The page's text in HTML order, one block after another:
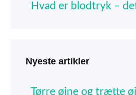
Hvad er blodtryk –
Nyeste artikler
Tørre øjne og trætte